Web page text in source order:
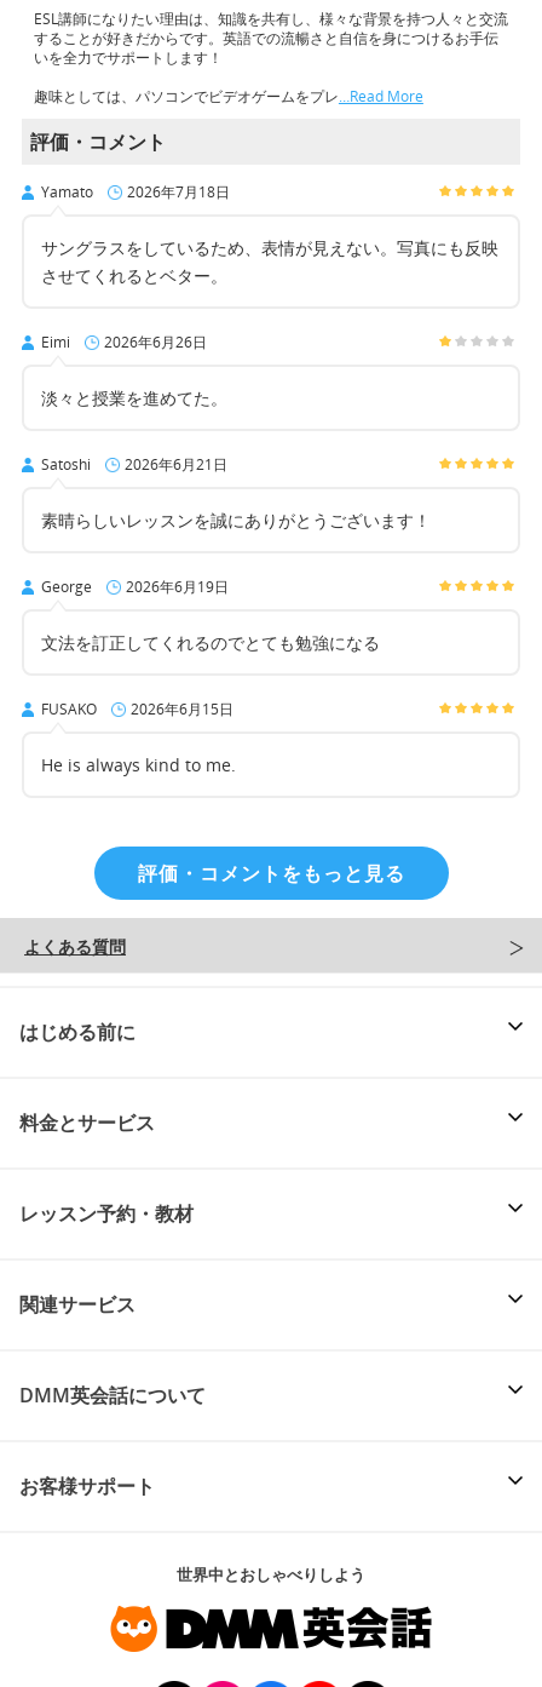
ESL講師になりたい理由は、知識を共有し、様々な背景を持つ人々と交流
することが好きだからです。英語での流暢さと自信を身につけるお手伝
いを全力でサポートします！
趣味としては、パソコンでビデオゲームをプレ…Read More
評価・コメント
Yamato 2026年7月18日
サングラスをしているため、表情が見えない。写真にも反映
させてくれるとベター。
Eimi 2026年6月26日
淡々と授業を進めてた。
Satoshi 2026年6月21日
素晴らしいレッスンを誠にありがとうございます！
George 2026年6月19日
文法を訂正してくれるのでとても勉強になる
FUSAKO 2026年6月15日
He is always kind to me.
評価・コメントをもっと見る
よくある質問
はじめる前に
料金とサービス
レッスン予約・教材
関連サービス
DMM英会話について
お客様サポート
世界中とおしゃべりしよう